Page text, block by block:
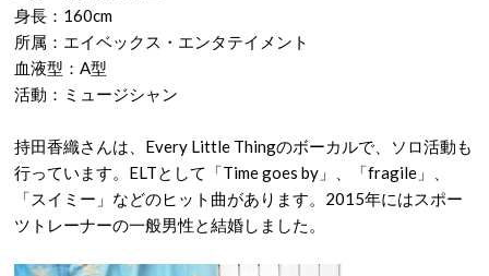
身長：160cm
所属：エイベックス・エンタテイメント
血液型：A型
活動：ミュージシャン
持田香織さんは、Every Little Thingのボーカルで、ソロ活動も
行っています。ELTとして「Time goes by」、「fragile」、
「スイミー」などのヒット曲があります。2015年にはスポー
ツトレーナーの一般男性と結婚しました。